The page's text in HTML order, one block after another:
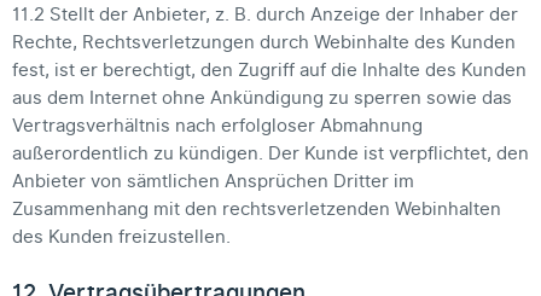
11.2 Stellt der Anbieter, z. B. durch Anzeige der Inhaber der
Rechte, Rechtsverletzungen durch Webinhalte des Kunden
fest, ist er berechtigt, den Zugriff auf die Inhalte des Kunden
aus dem Internet ohne Ankündigung zu sperren sowie das
Vertragsverhältnis nach erfolgloser Abmahnung
außerordentlich zu kündigen. Der Kunde ist verpflichtet, den
Anbieter von sämtlichen Ansprüchen Dritter im
Zusammenhang mit den rechtsverletzenden Webinhalten
des Kunden freizustellen.